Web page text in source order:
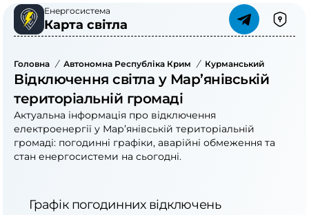
Енергосистема
Карта світла
Головна / Автономна Республіка Крим / Курманський Район
Відключення світла у Мар’янівській
територіальній громаді
Актуальна інформація про відключення
електроенергії у Мар’янівській територіальній
громаді: погодинні графіки, аварійні обмеження та
стан енергосистеми на сьогодні.
Графік погодинних відключень